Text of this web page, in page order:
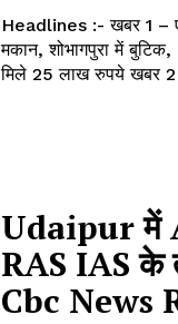
Headlines :- खबर 1 –
मकान, शोभागपुरा में
मिले 25 लाख
Udaipur में
RAS IAS के
Cbc News